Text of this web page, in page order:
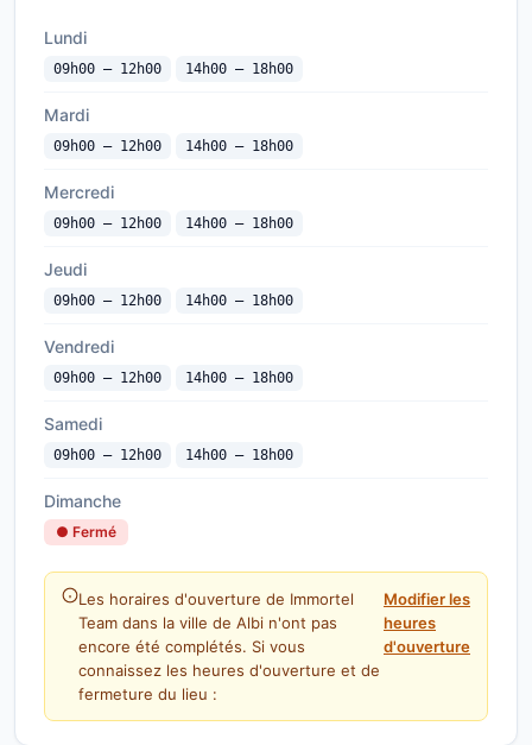
Lundi
09h00 — 12h00 14h00 — 18h00
Mardi
09h00 — 12h00 14h00 — 18h00
Mercredi
09h00 — 12h00 14h00 — 18h00
Jeudi
09h00 — 12h00 14h00 — 18h00
Vendredi
09h00 — 12h00 14h00 — 18h00
Samedi
09h00 — 12h00 14h00 — 18h00
Dimanche
● Fermé
Les horaires d'ouverture de Immortel
Team dans la ville de Albi n'ont pas
encore été complétés. Si vous
connaissez les heures d'ouverture et de
fermeture du lieu :
Modifier les
heures
d'ouverture